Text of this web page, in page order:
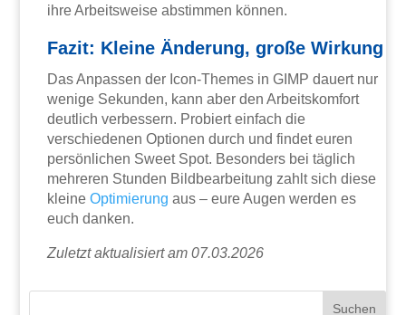
ihre Arbeitsweise abstimmen können.
Fazit: Kleine Änderung, große Wirkung
Das Anpassen der Icon-Themes in GIMP dauert nur
wenige Sekunden, kann aber den Arbeitskomfort
deutlich verbessern. Probiert einfach die
verschiedenen Optionen durch und findet euren
persönlichen Sweet Spot. Besonders bei täglich
mehreren Stunden Bildbearbeitung zahlt sich diese
kleineOptimierung aus – eure Augen werden es
euch danken.
Zuletzt aktualisiert am 07.03.2026